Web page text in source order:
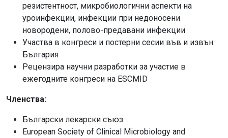
резистентност, микробиологични аспекти на
уроинфекции, инфекции при недоносени
новородени, полово-предавани инфекции
Участва в конгреси и постерни сесии във и извън
България
Рецензира научни разработки за участие в
ежегодните конгреси на ESCMID
Членства:
Български лекарски съюз
European Society of Clinical Microbiology and